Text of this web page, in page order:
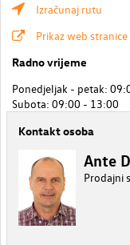
Izračunaj rutu
Prikaz web stranice
Radno vrijeme
Ponedjeljak - petak:
Subota: 09:00 - 13:00
Kontakt osoba
Ante
Prodajni